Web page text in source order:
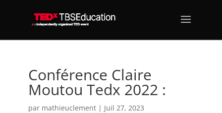
Conférence Claire
Moutou Tedx 2022 :
par mathieuclement| Juil 27, 2023